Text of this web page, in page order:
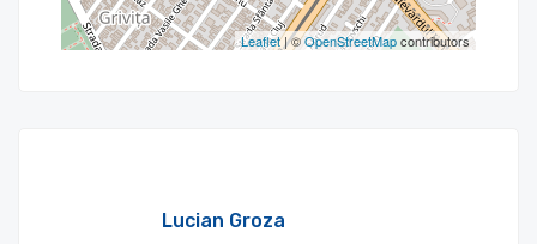
Leaflet| ©OpenStreetMapcontributors
Lucian Groza